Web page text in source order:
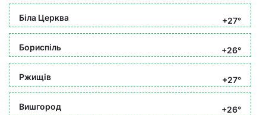
Біла Церква +27°
Бориспіль +26°
Ржищів +27°
Вишгород +26°